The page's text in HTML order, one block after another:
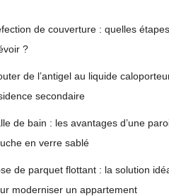
de couverture : quelles étapes
?
de l’antigel au liquide
secondaire
de bain : les avantages d’une
en verre sablé
de parquet flottant : la solution
moderniser un appartement